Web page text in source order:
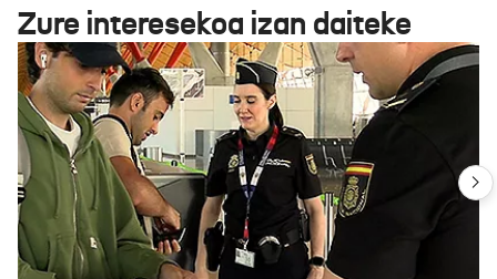
Zure interesekoa izan daiteke